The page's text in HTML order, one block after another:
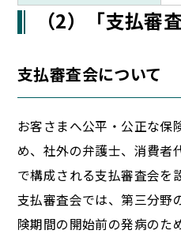
（2）「支払審
支払審査会について
お客さまへ公平・公正な保
め、社外の弁護士、消費者
で構成される支払審査会を
支払審査会では、第三分野
険期間の開始前の発病のた